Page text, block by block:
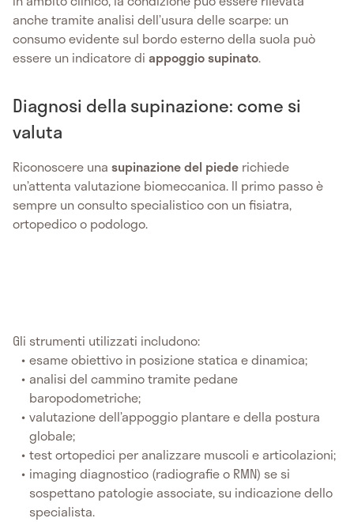
anche tramite analisi dell’usura delle scarpe: un
consumo evidente sul bordo esterno della suola può
essere un indicatore di appoggio supinato.
Diagnosi della supinazione: come si
valuta
Riconoscere una supinazione del piede richiede
un’attenta valutazione biomeccanica. Il primo passo è
sempre un consulto specialistico con un fisiatra,
ortopedico o podologo.
Gli strumenti utilizzati includono:
esame obiettivo in posizione statica e dinamica;
analisi del cammino tramite pedane
baropodometriche;
valutazione dell’appoggio plantare e della postura
globale;
test ortopedici per analizzare muscoli e articolazioni;
imaging diagnostico (radiografie o RMN) se si
sospettano patologie associate, su indicazione dello
specialista.